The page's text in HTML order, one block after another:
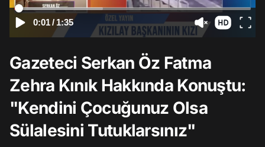
0:01/ 1:35
Gazeteci Serkan Öz Fatma
Zehra Kınık Hakkında Konuştu:
"Kendini Çocuğunuz Olsa
Sülalesini Tutuklarsınız"